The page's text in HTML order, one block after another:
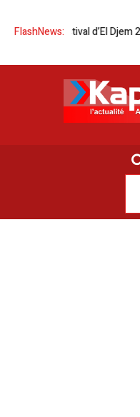
FlashNews:
du Festival d’El Djem 2026